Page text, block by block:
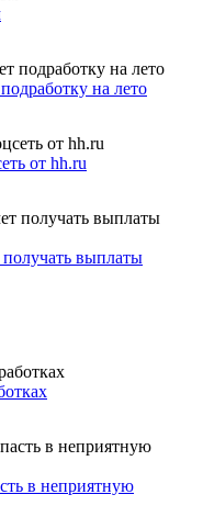
на лето
от hh.ru
получать выплаты
в неприятную